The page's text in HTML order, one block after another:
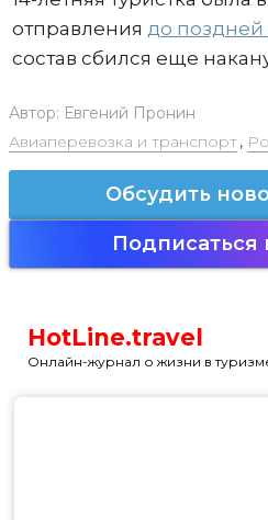
отправления до поздней
состав сбился еще
Автор: Евгений Пронин
Авиаперевозка и транспорт,
Обсудить
Подписаться
HotLine.travel
Онлайн-журнал о жизни в